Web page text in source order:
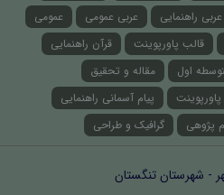
عربی راهنمایی عربی عمومی
عمومی
قالب پاورپوینت
قرآن راهنمایی
اول
مقاله و تحقیق
پاورپوینت
پیام آسمانی راهنمایی
پژوهی گرافیک و طراحی
- شهرستان تنگستان